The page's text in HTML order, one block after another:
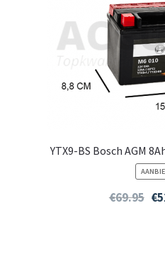
YTX9-BS Bosch AGM
€69.95 €